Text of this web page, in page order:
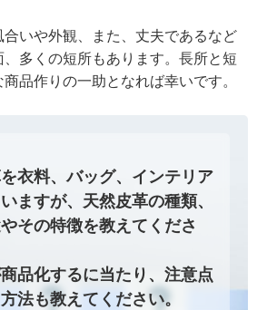
いや外観、また、丈夫であるなど
多くの短所もあります。長所と短
品作りの一助となれば幸いです。
衣料、バッグ、インテリア
ますが、天然皮革の種類、
その特徴を教えてくださ
品化するに当たり、注意点
法も教えてください。